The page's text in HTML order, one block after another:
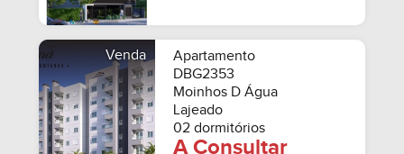
Venda
Apartamento
DBG2353
Moinhos D Água
Lajeado
02 dormitórios
A Consultar